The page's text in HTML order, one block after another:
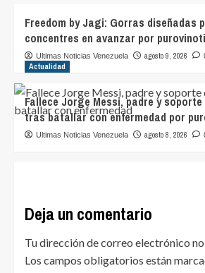
Freedom by Jagi: Gorras diseñadas
concentres en avanzar por
Ultimas Noticias Venezuela agosto 9, 2026
Actualidad
Fallece Jorge Messi, padre y soporte
tras batallar con enfermedad por
Ultimas Noticias Venezuela agosto 8, 2026
Deja un comentario
Tu dirección de correo electrónico
Los campos obligatorios están